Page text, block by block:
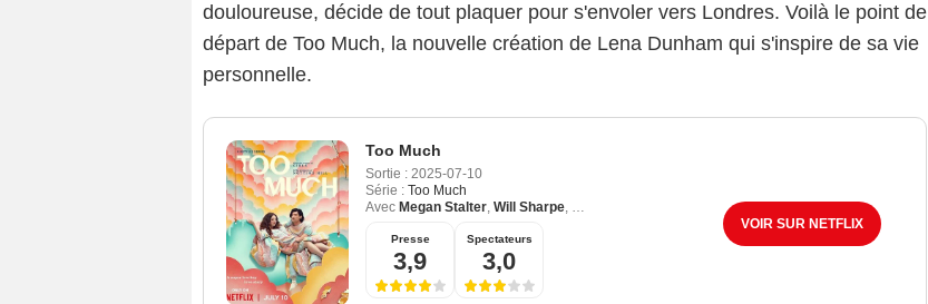
douloureuse, décide de tout plaquer pour s'envoler vers Londres. Voilà le point de
départ de Too Much, la nouvelle création de Lena Dunham qui s'inspire de sa vie
personnelle.
Too Much
Sortie : 2025-07-10
Série : Too Much
Avec Megan Stalter, Will Sharpe, Michael Zegen
Presse
3,9
Spectateurs
3,0
VOIR SUR NETFLIX